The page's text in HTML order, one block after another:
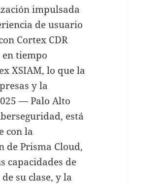
impulsada
de usuario
Cortex CDR
tiempo
XSIAM, lo que la
y la
— Palo Alto
está
con la
de Prisma Cloud,
capacidades de
su clase, y la